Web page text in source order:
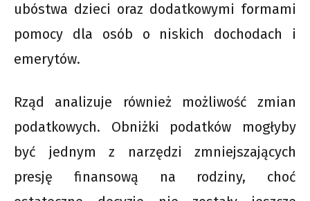
ubóstwa dzieci oraz dodatkowymi formami
pomocy dla osób o niskich dochodach i
emerytów.
Rząd analizuje również możliwość zmian
podatkowych. Obniżki podatków mogłyby
być jednym z narzędzi zmniejszających
presję finansową na rodziny, choć